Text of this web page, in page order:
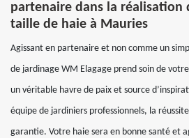
partenaire dans la réalisation
taille de haie à Mauries
Agissant en partenaire et non comme un
de jardinage WM Elagage prend soin de
un véritable havre de paix et source
équipe de jardiniers professionnels, la
garantie. Votre haie sera en bonne santé et